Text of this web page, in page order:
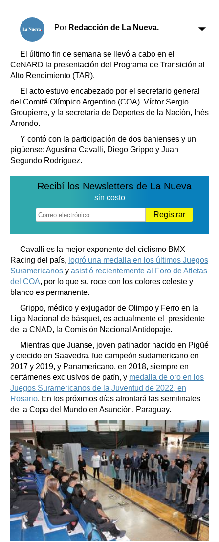
Horóscopo
Suplementos
Servicios
Farmacias
Transportes
Datos Útiles
Fúnebres
Edictos
Por Redacción de La Nueva.
El último fin de semana se llevó a cabo en el
CeNARD la presentación del Programa de Transición al
Alto Rendimiento (TAR).
El acto estuvo encabezado por el secretario general
del Comité Olímpico Argentino (COA), Víctor Sergio
Groupierre, y la secretaria de Deportes de la Nación, Inés
Arrondo.
Y contó con la participación de dos bahienses y un
pigüense: Agustina Cavalli, Diego Grippo y Juan
Segundo Rodríguez.
Recibí los Newsletters de La Nueva
sin costo
Registrar
Cavalli es la mejor exponente del ciclismo BMX
Racing del país, logró una medalla en los últimos Juegos
Suramericanos y asistió recientemente al Foro de Atletas
del COA, por lo que su roce con los colores celeste y
blanco es permanente.
Grippo, médico y exjugador de Olimpo y Ferro en la
Liga Nacional de básquet, es actualmente el presidente
de la CNAD, la Comisión Nacional Antidopaje.
Mientras que Juanse, joven patinador nacido en Pigüé
y crecido en Saavedra, fue campeón sudamericano en
2017 y 2019, y Panamericano, en 2018, siempre en
certámenes exclusivos de patín, y medalla de oro en los
Juegos Suramericanos de la Juventud de 2022, en
Rosario. En los próximos días afrontará las semifinales
de la Copa del Mundo en Asunción, Paraguay.